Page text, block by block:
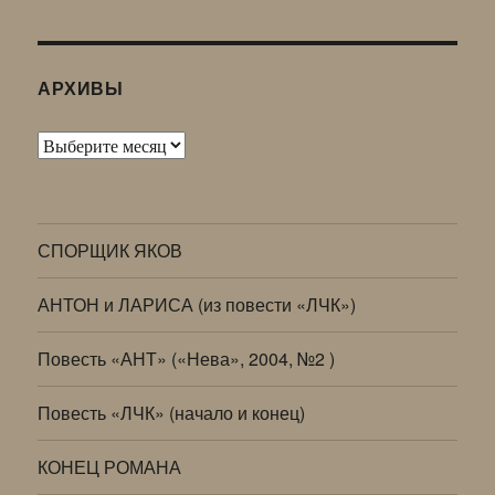
АРХИВЫ
Архивы
СПОРЩИК ЯКОВ
АНТОН и ЛАРИСА (из повести «ЛЧК»)
Повесть «АНТ» («Нева», 2004, №2 )
Повесть «ЛЧК» (начало и конец)
КОНЕЦ РОМАНА